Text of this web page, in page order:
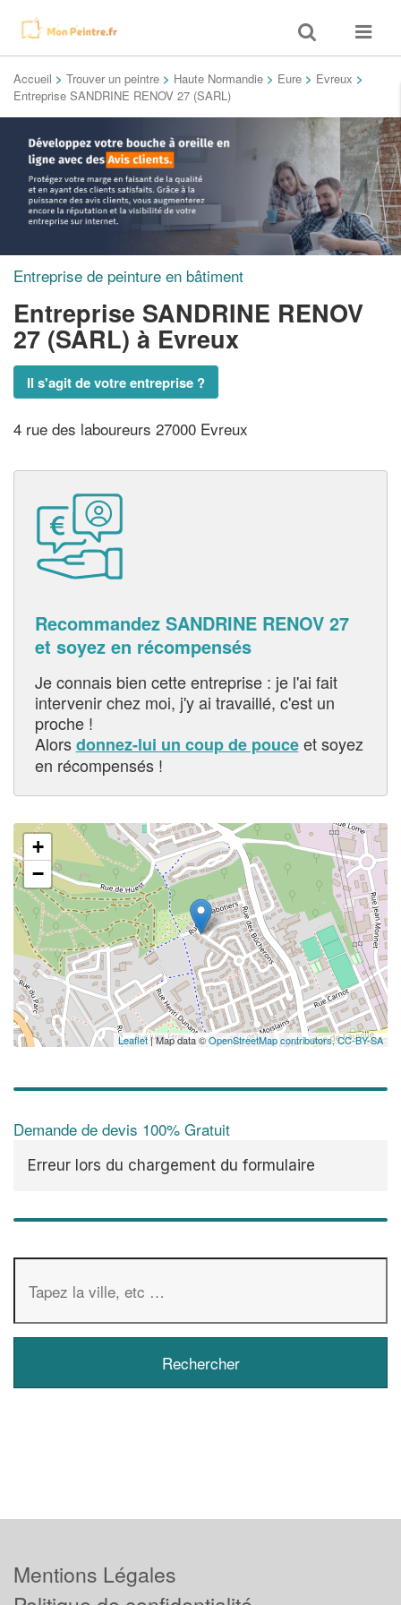
Toggle
search
Toggle
Accueil > Trouver un peintre > Haute Normandie > Eure > Evreux >
Entreprise SANDRINE RENOV 27 (SARL)
Entreprise de peinture en bâtiment
Entreprise SANDRINE RENOV
27 (SARL) à Evreux
Il s'agit de votre entreprise ?
4 rue des laboureurs 27000 Evreux
Recommandez SANDRINE RENOV 27
et soyez en récompensés
Je connais bien cette entreprise : je l'ai fait
intervenir chez moi, j'y ai travaillé, c'est un
proche !
Alorsdonnez-lui un coup de pouceet soyez
en récompensés !
+
−
Leaflet| Map data ©OpenStreetMap contributors,CC-BY-SA
Demande de devis 100% Gratuit
Erreur lors du chargement du formulaire
Mentions Légales